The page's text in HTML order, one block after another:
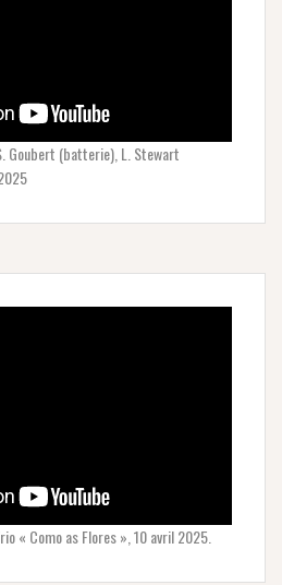
Goubert (batterie), L. Stewart
« Como as Flores », 10 avril 2025.